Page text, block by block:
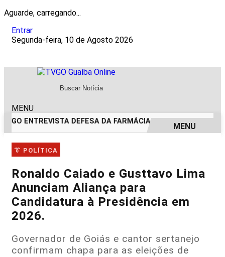
Aguarde, carregando...
Entrar
Segunda-feira, 10 de Agosto 2026
MENU
ENTREVISTA DEFESA DA FARMÁCIA INVESTIGADA EM
EM ALTA
MENU
👔 POLÍTICA
Ronaldo Caiado e Gusttavo Lima
Anunciam Aliança para
Candidatura à Presidência em
2026.
Governador de Goiás e cantor sertanejo
confirmam chapa para as eleições de